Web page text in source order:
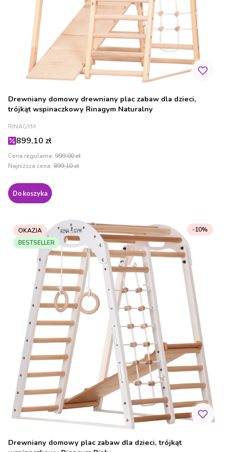
Drewniany domowy drewniany plac zabaw dla dzieci,
trójkąt wspinaczkowy Rinagym Naturalny
PRODUCENT
RINAGYM
Cena promocyjna
899,10 zł
Cena regularna: 999,00 zł
Najniższa cena: 899,10 zł
Do koszyka
OKAZJA
BESTSELLER
Drewniany domowy plac zabaw dla dzieci, trójkąt
-10%